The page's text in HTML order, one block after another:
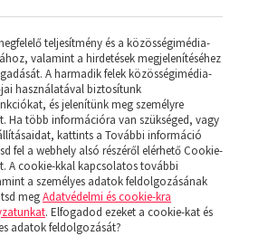
KÉSZLETÜNK
teljesítmény és a közösségimédia-
valamint a hirdetések megjelenítéséhez
A harmadik felek közösségimédia-
használatával biztosítunk
és jelenítünk meg személyre
Ha több információra van szükséged, vagy
kattints a További információ
fel a webhely alsó részéről elérhető Cookie-
A cookie-kkal kapcsolatos további
a személyes adatok feldolgozásának
megAdatvédelmi és cookie-kra
. Elfogadod ezeket a cookie-kat és
adatok feldolgozását?